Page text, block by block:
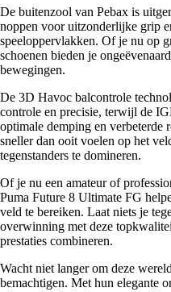
De buitenzool van Pebax is
noppen voor uitzonderlijke grip
speeloppervlakken. Of je nu op
schoenen bieden je
bewegingen.
De 3D Havoc balcontrole
controle en precisie, terwijl de
optimale demping en verbeterde
sneller dan ooit voelen op het
tegenstanders te domineren.
Of je nu een amateur of
Puma Future 8 Ultimate FG
veld te bereiken. Laat niets je
overwinning met deze
prestaties combineren.
Wacht niet langer om deze
bemachtigen. Met hun elegante